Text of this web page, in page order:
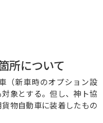
所について
（新車時のオプション設
象とする。但し、神ト協
物自動車に装着したもの